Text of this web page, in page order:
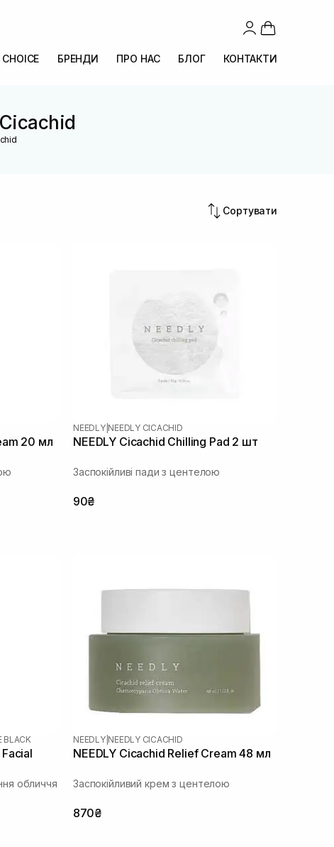
БРЕНДИ ПРО НАС БЛОГ КОНТАКТИ
Cicachid
Сортувати
20 мл
NEEDLY| NEEDLY CICACHID
NEEDLY Cicachid Chilling Pad 2 шт
Заспокійливі пади з центелою
90₴
BLACK
обличчя
NEEDLY| NEEDLY CICACHID
NEEDLY Cicachid Relief Cream 48 мл
Заспокійливий крем з центелою
870₴